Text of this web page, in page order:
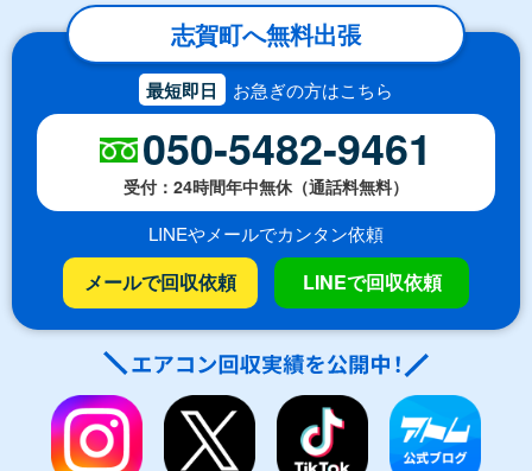
志賀町へ無料出張
最短即日 お急ぎの方はこちら
050-5482-9461
受付：24時間年中無休（通話料無料）
LINEやメールでカンタン依頼
メールで回収依頼 LINEで回収依頼